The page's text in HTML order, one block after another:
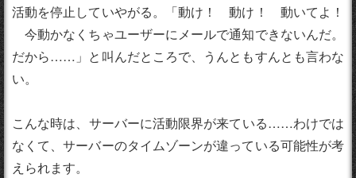
活動を停止していやがる。「動け！ 動け！ 動いてよ！
今動かなくちゃユーザーにメールで通知できないんだ。
だから……」と叫んだところで、うんともすんとも言わな
い。
こんな時は、サーバーに活動限界が来ている……わけでは
なくて、サーバーのタイムゾーンが違っている可能性が考
えられます。